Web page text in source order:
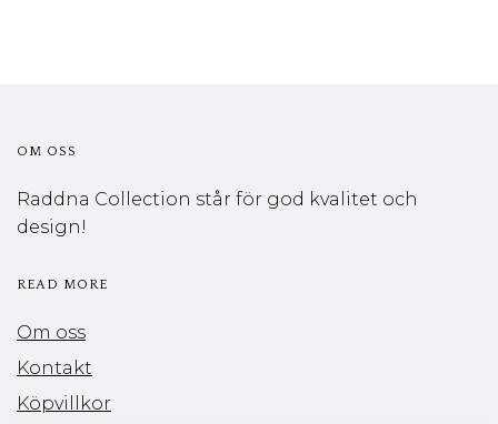
OM OSS
Raddna Collection står för god kvalitet och
design!
READ MORE
Om oss
Kontakt
Köpvillkor